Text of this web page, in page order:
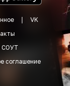
VK
СОУТ
соглашение